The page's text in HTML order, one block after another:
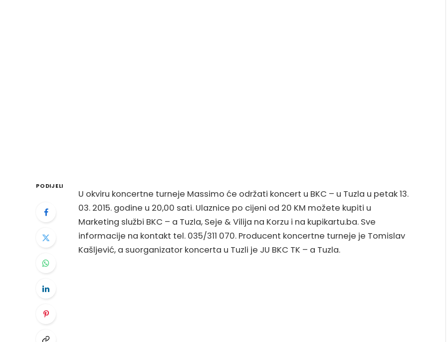
PODIJELI
U okviru koncertne turneje Massimo će održati koncert u BKC – u Tuzla u petak 13.
03. 2015. godine u 20,00 sati. Ulaznice po cijeni od 20 KM možete kupiti u
Marketing službi BKC – a Tuzla, Seje & Vilija na Korzu i na kupikartu.ba. Sve
informacije na kontakt tel. 035/311 070. Producent koncertne turneje je Tomislav
Kašljević, a suorganizator koncerta u Tuzli je JU BKC TK – a Tuzla.